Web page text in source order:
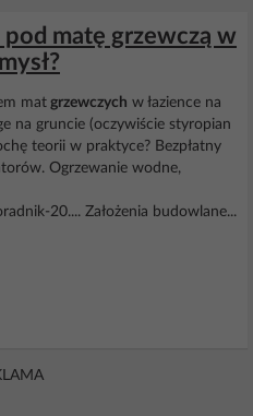
matę grzewczą w
mat grzewczych w łazience na
na gruncie (oczywiście styropian
teorii w praktyce? Bezpłatny
Ogrzewanie wodne,
20.... Założenia budowlane...